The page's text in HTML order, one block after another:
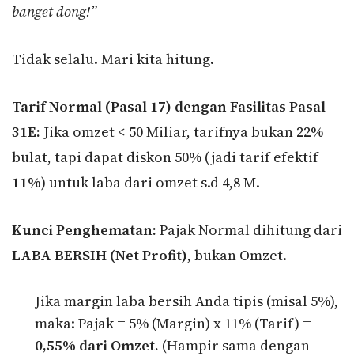
banget dong!”
Tidak selalu. Mari kita hitung.
Tarif Normal (Pasal 17) dengan Fasilitas Pasal
31E: Jika omzet < 50 Miliar, tarifnya bukan 22%
bulat, tapi dapat diskon 50% (jadi tarif efektif
11%) untuk laba dari omzet s.d 4,8 M.
Kunci Penghematan: Pajak Normal dihitung dari
LABA BERSIH (Net Profit), bukan Omzet.
Jika margin laba bersih Anda tipis (misal 5%),
maka: Pajak = 5% (Margin) x 11% (Tarif) =
0,55% dari Omzet. (Hampir sama dengan